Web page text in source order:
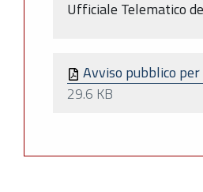
Ufficiale Telematico
Avviso pubblico
29.6 KB